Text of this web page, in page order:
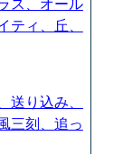
ス、オール
ティ、丘、
送り込み、
三刻、追っ